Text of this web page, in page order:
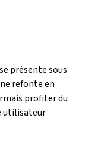
présente sous
refonte en
profiter du
utilisateur